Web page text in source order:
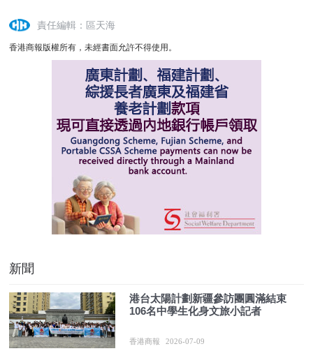
責任編輯：區天海
香港商報版權所有，未經書面允許不得使用。
新聞
港台太陽計劃新疆參訪團圓滿結束
106名中學生化身文旅小記者
香港商報 2026-07-09